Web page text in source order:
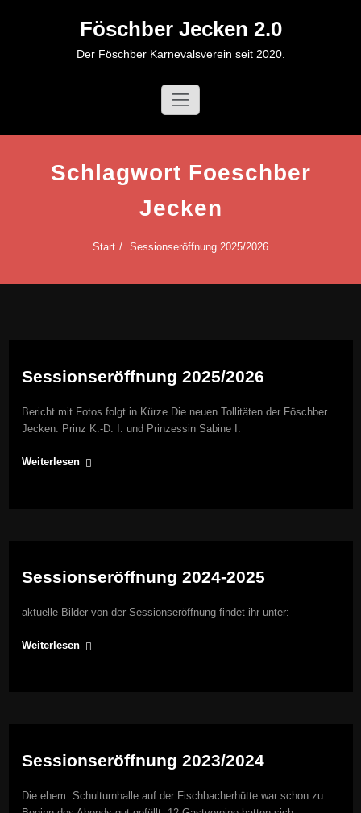
Föschber Jecken 2.0
Der Föschber Karnevalsverein seit 2020.
Schlagwort Foeschber
Jecken
Start Sessionseröffnung 2025/2026
Sessionseröffnung 2025/2026
Bericht mit Fotos folgt in Kürze Die neuen Tollitäten der Föschber
Jecken: Prinz K.-D. I. und Prinzessin Sabine I.
Weiterlesen
Sessionseröffnung 2024-2025
aktuelle Bilder von der Sessionseröffnung findet ihr unter:
Weiterlesen
Sessionseröffnung 2023/2024
Die ehem. Schulturnhalle auf der Fischbacherhütte war schon zu